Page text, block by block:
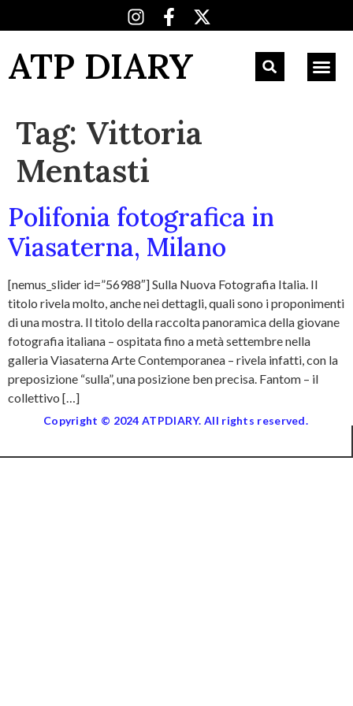
ATP DIARY
Tag: Vittoria
Mentasti
Polifonia fotografica in
Viasaterna, Milano
[nemus_slider id=”56988″] Sulla Nuova Fotografia Italia. Il
titolo rivela molto, anche nei dettagli, quali sono i proponimenti
di una mostra. Il titolo della raccolta panoramica della giovane
fotografia italiana – ospitata fino a metà settembre nella
galleria Viasaterna Arte Contemporanea – rivela infatti, con la
preposizione “sulla”, una posizione ben precisa. Fantom – il
collettivo […]
Copyright © 2024 ATPDIARY. All rights reserved.